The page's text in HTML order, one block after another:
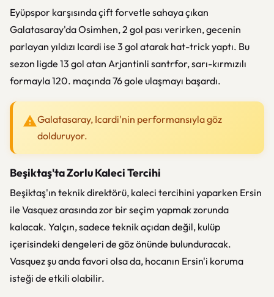
Eyüpspor karşısında çift forvetle sahaya çıkan
Galatasaray'da Osimhen, 2 gol pası verirken, gecenin
parlayan yıldızı Icardi ise 3 gol atarak hat-trick yaptı. Bu
sezon ligde 13 gol atan Arjantinli santrfor, sarı-kırmızılı
formayla 120. maçında 76 gole ulaşmayı başardı.
Galatasaray, Icardi'nin performansıyla göz
dolduruyor.
Beşiktaş'ta Zorlu Kaleci Tercihi
Beşiktaş'ın teknik direktörü, kaleci tercihini yaparken Ersin
ile Vasquez arasında zor bir seçim yapmak zorunda
kalacak. Yalçın, sadece teknik açıdan değil, kulüp
içerisindeki dengeleri de göz önünde bulunduracak.
Vasquez şu anda favori olsa da, hocanın Ersin'i koruma
isteği de etkili olabilir.